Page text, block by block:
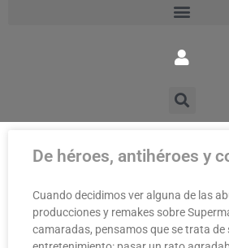
De héroes, antihéroes y
Cuando decidimos ver alguna de las
producciones y remakes sobre
camaradas, pensamos que se trata de